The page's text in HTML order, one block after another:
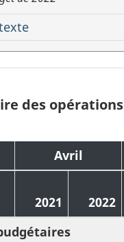
des opérations
Avril
2021 2022